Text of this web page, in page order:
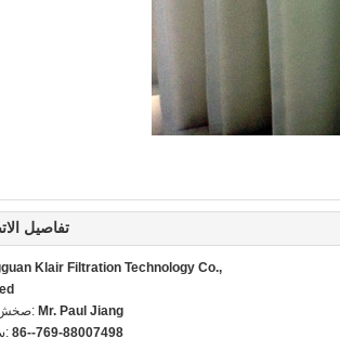
تفاصيل
Klair Filtration Technology Co.,
Mr. Paul Jiang
86--769-88007498